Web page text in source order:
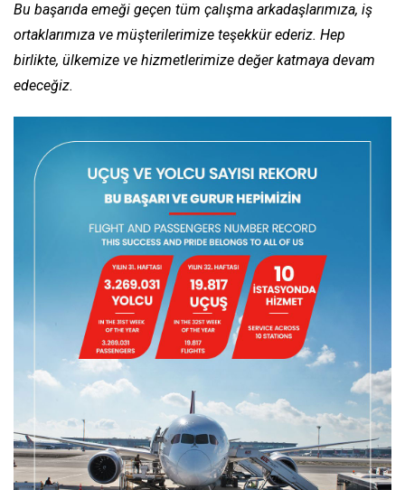
Bu başarıda emeği geçen tüm çalışma arkadaşlarımıza, iş
ortaklarımıza ve müşterilerimize teşekkür ederiz. Hep
birlikte, ülkemize ve hizmetlerimize değer katmaya devam
edeceğiz.